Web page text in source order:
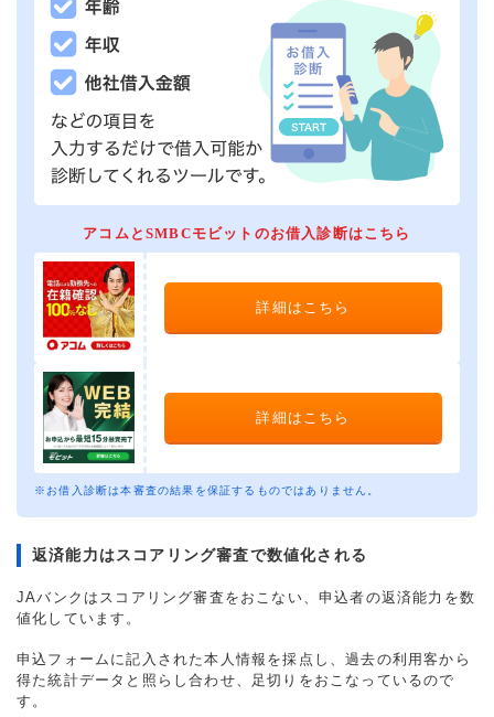
アコムとSMBCモビットのお借入診断はこちら
詳細はこちら
詳細はこちら
※お借入診断は本審査の結果を保証するものではありません。
返済能力はスコアリング審査で数値化される
JAバンクはスコアリング審査をおこない、申込者の返済能力を数
値化しています。
申込フォームに記入された本人情報を採点し、過去の利用客から
得た統計データと照らし合わせ、足切りをおこなっているので
す。